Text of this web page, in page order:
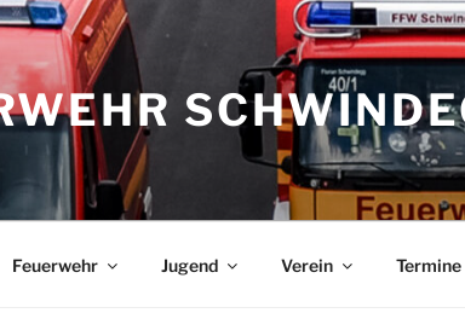
Feuerwehr Jugend Verein Termine